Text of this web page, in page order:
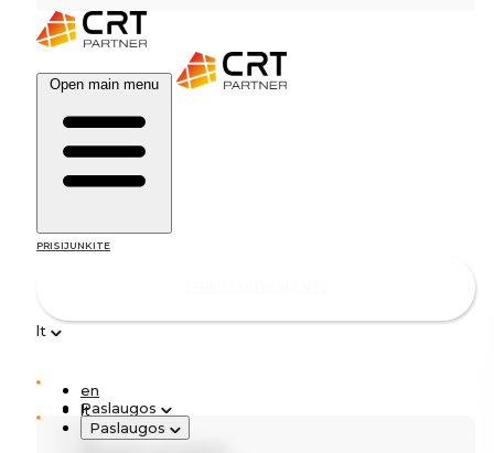
Open main menu
PRISIJUNKITE
lt
en
lt
pl
Paslaugos
Paslaugos